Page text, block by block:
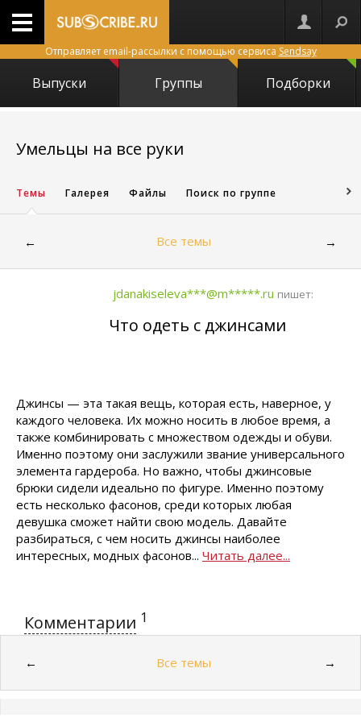
Отправляет email-рассылки с помощью сервиса Sendsay
Выпуски Группы Подборки
Умельцы на все руки
Темы Галерея Файлы Поиск по группе
← Все темы →
jdanakiseleva***@m*****.ru пишет:
Что одеть с джинсами
Джинсы — эта такая вещь, которая есть, наверное, у
каждого человека. Их можно носить в любое время, а
также комбинировать с множеством одежды и обуви.
Именно поэтому они заслужили звание универсального
элемента гардероба. Но важно, чтобы джинсовые
брюки сидели идеально по фигуре. Именно поэтому
есть несколько фасонов, среди которых любая
девушка сможет найти свою модель. Давайте
разбираться, с чем носить джинсы наиболее
интересных, модных фасонов... Читать далее...
Комментарии 1
← Все темы →